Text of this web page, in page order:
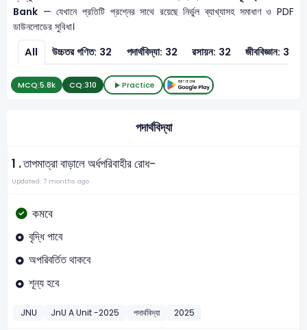
Bank — যেখানে প্রতিটি প্রশ্নের সাথে রয়েছে নির্ভুল ব্যাখ্যাসহ সমাধাণ ও PDF
ডাউনলোডের সুবিধা।
All উচ্চতর গণিত: 32 পদার্থবিদ্যা: 32 রসায়ন: 32 জীববিজ্ঞান: 32
MCQ:5.8k CQ:310 Practice
পদার্থবিদ্যা
1 .তাপমাত্রা বাড়ালে অর্ধপরিবাহীর রোধ-
Updated: 7 months ago
কমবে
বৃদ্ধি পাবে
অপরিবর্তিত থাকবে
শূন্য হবে
JNU JnU A Unit -2025 পদার্থবিদ্যা 2025